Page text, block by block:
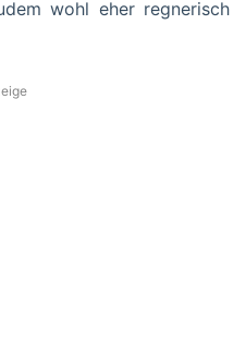
wohl eher regnerisch